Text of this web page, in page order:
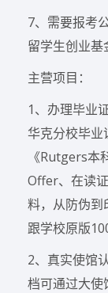
7、需要报考
留学生创业基
主营项目：
1、办理毕业
华克分校毕业
《Rutgers本
Offer、在读
料，从防伪到
跟学校原版
2、真实使馆
档可通过大使